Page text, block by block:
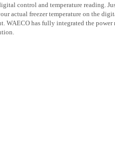
control and temperature reading.
actual freezer temperature on the
WAECO has fully integrated the